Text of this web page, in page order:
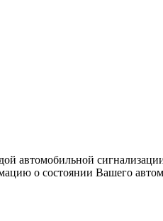
автомобильной
о состоянии Вашего